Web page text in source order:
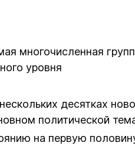
многочисленная
уровня
десятках
политической
на первую